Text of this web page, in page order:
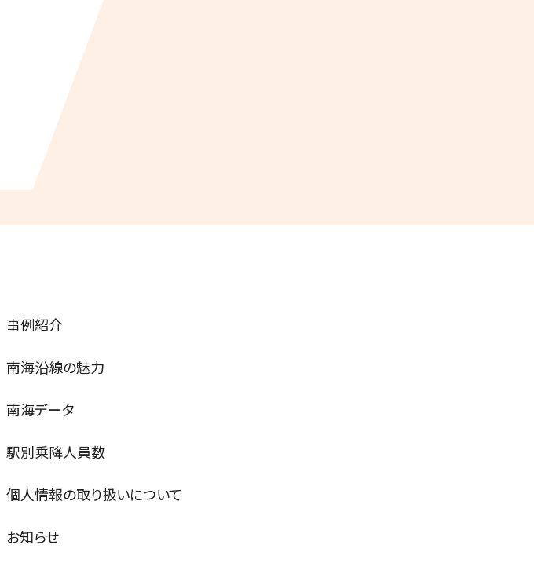
事例紹介
南海沿線の魅力
南海データ
駅別乗降人員数
個人情報の取り扱いについて
お知らせ